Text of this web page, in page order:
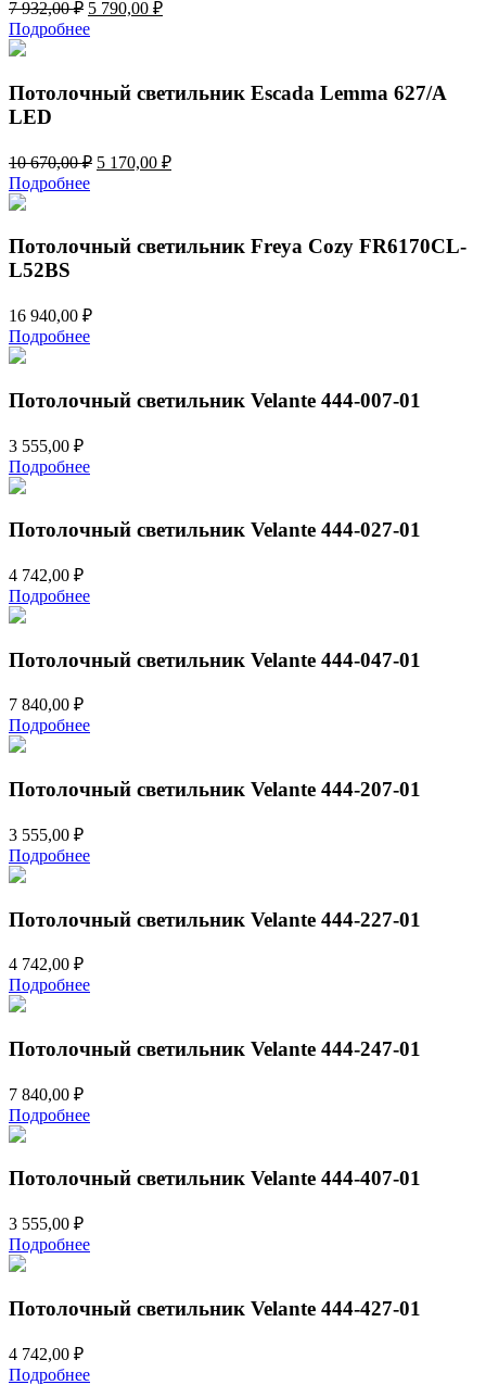
7 932,00₽ Первоначальная
цена
составляла
932,00 ₽.
5 790,00 ₽Текущая
Подробнее
Потолочный светильник Escada Lemma 627/A
LED
10 670,00₽ Первоначальная
670,00 ₽.
5 170,00 ₽Текущая
Подробнее
Потолочный светильник Freya Cozy FR6170CL-
L52BS
16 940,00 ₽
Подробнее
Потолочный светильник Velante 444-007-01
3 555,00 ₽
Подробнее
Потолочный светильник Velante 444-027-01
4 742,00 ₽
Подробнее
Потолочный светильник Velante 444-047-01
7 840,00 ₽
Подробнее
Потолочный светильник Velante 444-207-01
3 555,00 ₽
Подробнее
Потолочный светильник Velante 444-227-01
4 742,00 ₽
Подробнее
Потолочный светильник Velante 444-247-01
7 840,00 ₽
Подробнее
Потолочный светильник Velante 444-407-01
3 555,00 ₽
Подробнее
Потолочный светильник Velante 444-427-01
4 742,00 ₽
Подробнее